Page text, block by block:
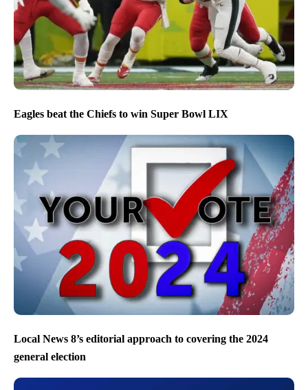
Eagles beat the Chiefs to win Super Bowl LIX
Local News 8’s editorial approach to covering the 2024
general election